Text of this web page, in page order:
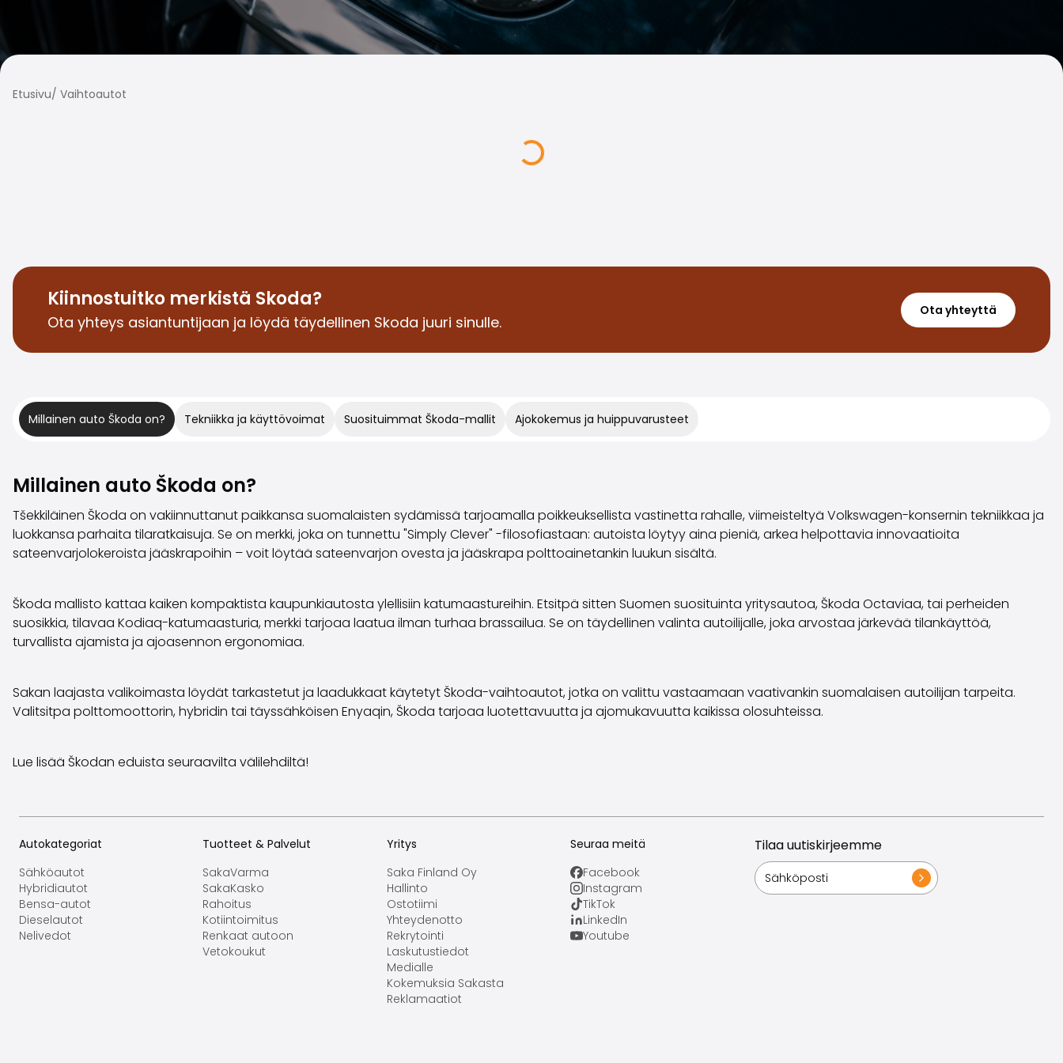
Etusivu/ Vaihtoautot
Kiinnostuitko merkistä Skoda?
Ota yhteys asiantuntijaan ja löydä täydellinen Skoda juuri sinulle.
Ota yhteyttä
Millainen auto Škoda on? Tekniikka ja käyttövoimat Suosituimmat Škoda-mallit Ajokokemus ja huippuvarusteet
Millainen auto Škoda on?
Tšekkiläinen Škoda on vakiinnuttanut paikkansa suomalaisten sydämissä tarjoamalla poikkeuksellista vastinetta rahalle, viimeisteltyä Volkswagen-konsernin tekniikkaa ja
luokkansa parhaita tilaratkaisuja. Se on merkki, joka on tunnettu "Simply Clever" -filosofiastaan: autoista löytyy aina pieniä, arkea helpottavia innovaatioita
sateenvarjolokeroista jääskrapoihin – voit löytää sateenvarjon ovesta ja jääskrapa polttoainetankin luukun sisältä.
Škoda mallisto kattaa kaiken kompaktista kaupunkiautosta ylellisiin katumaastureihin. Etsitpä sitten Suomen suosituinta yritysautoa, Škoda Octaviaa, tai perheiden
suosikkia, tilavaa Kodiaq-katumaasturia, merkki tarjoaa laatua ilman turhaa brassailua. Se on täydellinen valinta autoilijalle, joka arvostaa järkevää tilankäyttöä,
turvallista ajamista ja ajoasennon ergonomiaa.
Sakan laajasta valikoimasta löydät tarkastetut ja laadukkaat käytetyt Škoda-vaihtoautot, jotka on valittu vastaamaan vaativankin suomalaisen autoilijan tarpeita.
Valitsitpa polttomoottorin, hybridin tai täyssähköisen Enyaqin, Škoda tarjoaa luotettavuutta ja ajomukavuutta kaikissa olosuhteissa.
Lue lisää Škodan eduista seuraavilta välilehdiltä!
Autokategoriat
Sähköautot
Hybridiautot
Bensa-autot
Dieselautot
Nelivedot
Tuotteet & Palvelut
SakaVarma
SakaKasko
Rahoitus
Kotiintoimitus
Renkaat autoon
Vetokoukut
Yritys
Saka Finland Oy
Hallinto
Ostotiimi
Yhteydenotto
Rekrytointi
Laskutustiedot
Medialle
Kokemuksia Sakasta
Reklamaatiot
Seuraa meitä
Facebook
Instagram
TikTok
LinkedIn
Youtube
Tilaa uutiskirjeemme